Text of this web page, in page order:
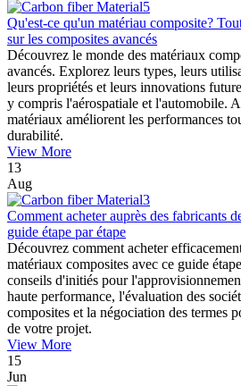
Qu'est-ce qu'un matériau composite?
sur les composites avancés
Découvrez le monde des matériaux
avancés. Explorez leurs types, leurs
leurs propriétés et leurs innovations
y compris l'aérospatiale et l'automobile.
matériaux améliorent les performances
durabilité.
View More
13
Aug
Comment acheter auprès des fabricants
guide étape par étape
Découvrez comment acheter
matériaux composites avec ce guide
conseils d'initiés pour
haute performance, l'évaluation des
composites et la négociation des termes
de votre projet.
View More
15
Jun